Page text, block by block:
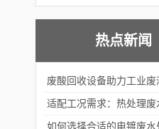
热点新闻